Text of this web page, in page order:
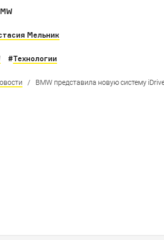
Мельник
#Технологии
/ BMW представила новую систему